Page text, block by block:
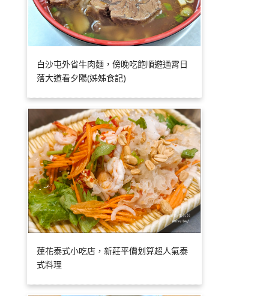
白沙屯外省牛肉麵，傍晚吃飽順遊通霄日
落大道看夕陽(姊姊食記)
蓮花泰式小吃店，新莊平價划算超人氣泰
式料理